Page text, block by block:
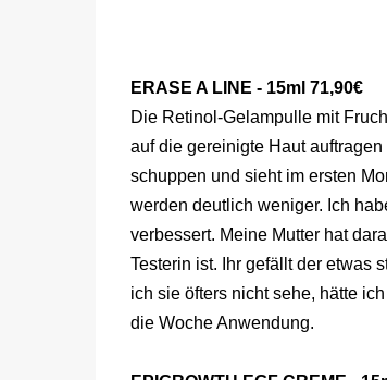
ERASE A LINE - 15ml 71,90€
Die Retinol-Gelampulle mit
auf die gereinigte Haut
schuppen und sieht im ersten
werden deutlich weniger. Ich
verbessert. Meine Mutter hat
Testerin ist. Ihr gefällt der etwas
ich sie öfters nicht sehe, hätte
die Woche Anwendung.